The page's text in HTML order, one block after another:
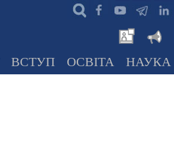
ВСТУП ОСВІТА НАУКА